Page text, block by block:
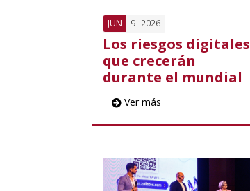
JUN 9 2026
Los riesgos digitales
que crecerán
durante el mundial
Ver más